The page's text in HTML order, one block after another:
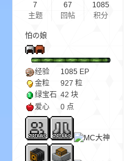
7
主题
67
回帖
1085
积分
怕の娘
经验 1085 EP
金粒
927 粒
绿宝石 42 块
爱心
0 点